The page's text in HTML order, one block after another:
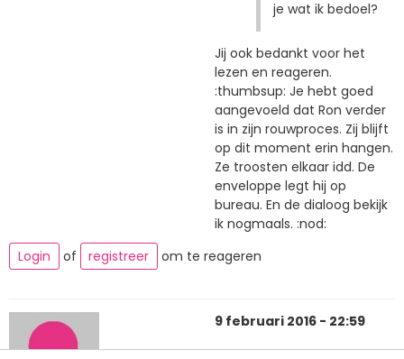
je wat ik bedoel?
Jij ook bedankt voor het
lezen en reageren.
:thumbsup: Je hebt goed
aangevoeld dat Ron verder
is in zijn rouwproces. Zij blijft
op dit moment erin hangen.
Ze troosten elkaar idd. De
enveloppe legt hij op
bureau. En de dialoog bekijk
ik nogmaals. :nod:
Login
of registreer om te reageren
9 februari 2016 - 22:59